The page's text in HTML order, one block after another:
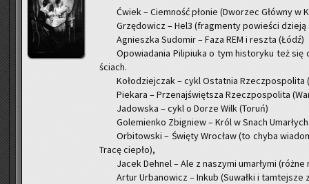
Ćwiek – Ciem­ność pło­nie (Dwo­rzec Głów­ny w
Grzę­do­wicz – Hel3 (frag­men­ty po­wie­ści
Agniesz­ka Su­do­mir – Faza REM i resz­ta (Łódź)
Opo­wia­da­nia Pi­li­piu­ka o tym hi­sto­ry­ku też
ściach.
Ko­ło­dziej­czak – cykl Ostat­nia
Pie­ka­ra – Prze­naj­święt­sza Rzecz­po­spo­li­ta
Ja­dow­ska – cykl o Dorze Wilk (Toruń)
Go­le­mien­ko Zbi­gniew – Król w Snach
Or­bi­tow­ski – Świę­ty Wro­cław (to chyba
Tracę cie­pło),
Jacek Deh­nel – Ale z na­szy­mi umar­ły­mi
Artur Urba­no­wicz – Inkub (Su­wał­ki i tam­tej­sze